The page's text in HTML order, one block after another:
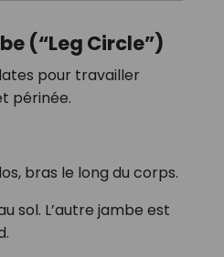
(“Leg Circle”)
pour travailler
périnée.
bras le long du corps.
sol. L’autre jambe est